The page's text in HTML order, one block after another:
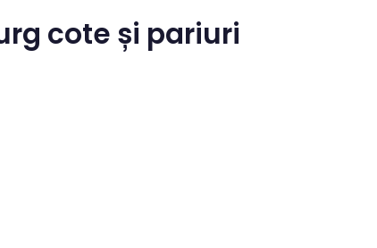
cote și pariuri